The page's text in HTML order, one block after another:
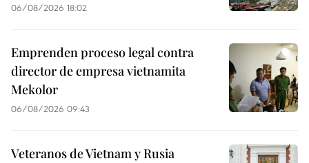
06/08/2026 18:02
Emprenden proceso legal contra
director de empresa vietnamita
Mekolor
06/08/2026 09:43
Veteranos de Vietnam y Rusia